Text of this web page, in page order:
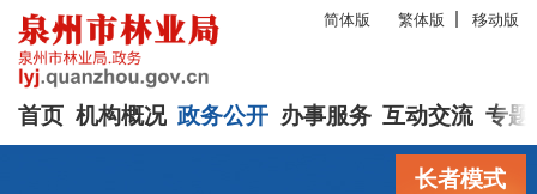
简体版 繁体版 移动版
首页 机构概况 政务公开 办事服务 互动交流 专题
长者模式